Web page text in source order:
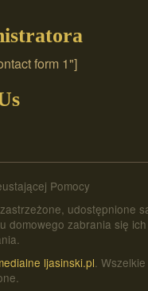
form 1"]
Pomocy
udostępnione
domowego zabrania się ich
ljasinski.pl. Wszelkie